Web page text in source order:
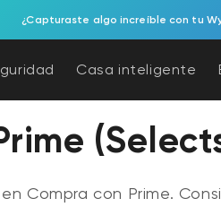
¿Capturaste algo increíble con tu
Casa inteligente
Compra con Prime.